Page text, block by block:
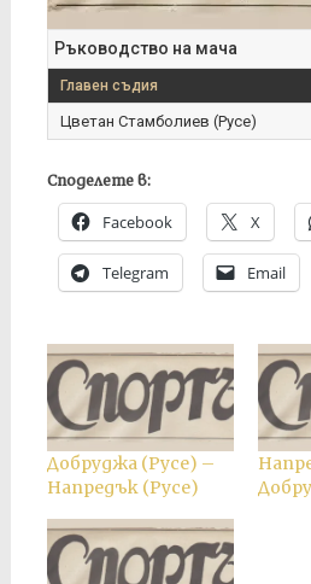
Ръководство на мача
Главен съдия
Цветан Стамболиев (Русе)
Споделете в:
Facebook X
Telegram Email
Добруджа (Русе) –
Напредък (Русе)